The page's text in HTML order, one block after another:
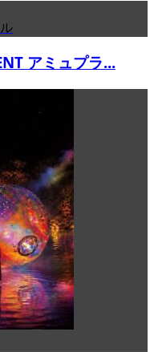
アミュプラ...